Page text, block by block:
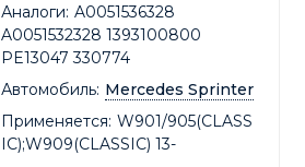
Аналоги: A0051536328
A0051532328 1393100800
PE13047 330774
Автомобиль: Mercedes Sprinter
Применяется: W901/905(CLASS
IC);W909(CLASSIC) 13-